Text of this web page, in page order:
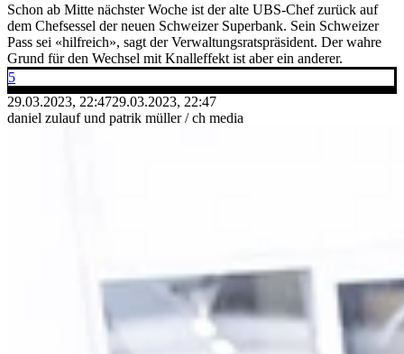
Schon ab Mitte nächster Woche ist der alte UBS-Chef zurück auf
dem Chefsessel der neuen Schweizer Superbank. Sein Schweizer
Pass sei «hilfreich», sagt der Verwaltungsratspräsident. Der wahre
Grund für den Wechsel mit Knalleffekt ist aber ein anderer.
5
29.03.2023, 22:4729.03.2023, 22:47
daniel zulauf und patrik müller / ch media